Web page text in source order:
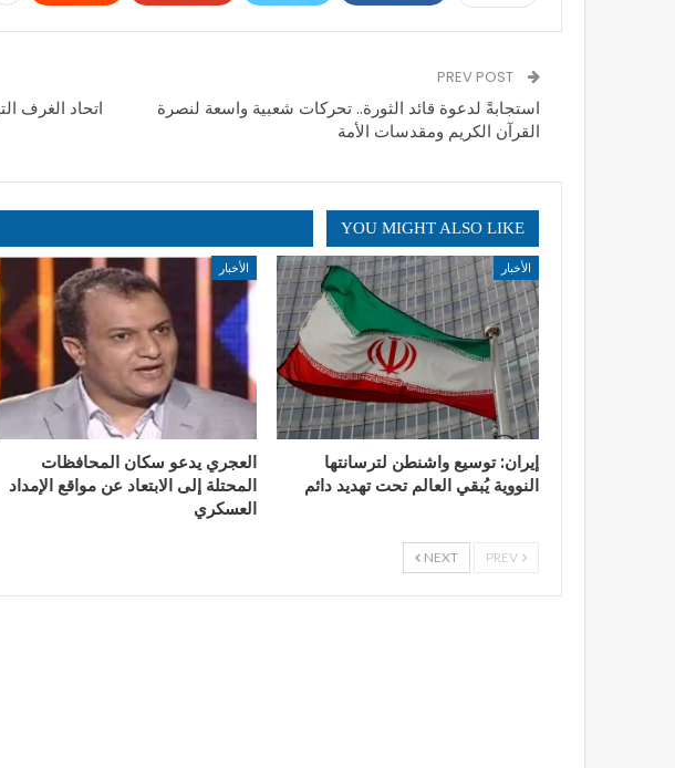
استجابةً لدعوة قائد الثورة.. تحركات شعبية واسعة لنصرة
القرآن الكريم ومقدسات الأمة
اتحاد الغرف
YOU MIGHT ALSO LIKE
الأخبار
إيران: توسيع واشنطن لترسانتها
النووية يُبقي العالم تحت تهديد دائم
الأخبار
العجري يدعو سكان المحافظات
المحتلة إلى الابتعاد عن مواقع الإمداد
العسكري
NEXT